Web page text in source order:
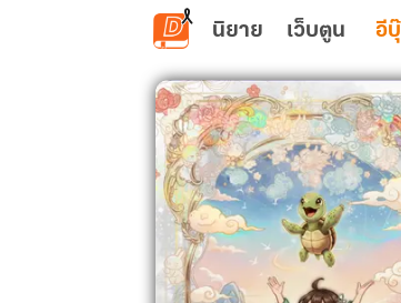
ข้ามไปยังเนื้อหาหลัก
นิยาย เว็บตูน อี